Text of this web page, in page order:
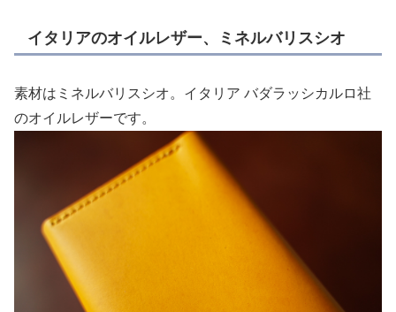
イタリアのオイルレザー、ミネルバリスシオ
素材はミネルバリスシオ。イタリア バダラッシカルロ社
のオイルレザーです。